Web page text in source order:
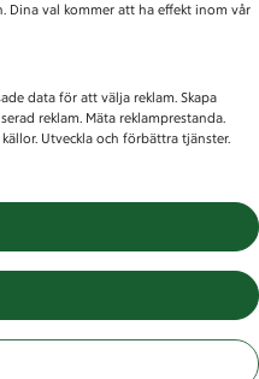
Dina val kommer att ha effekt inom vår
data för att välja reklam. Skapa
reklam. Mäta reklamprestanda.
Utveckla och förbättra tjänster.